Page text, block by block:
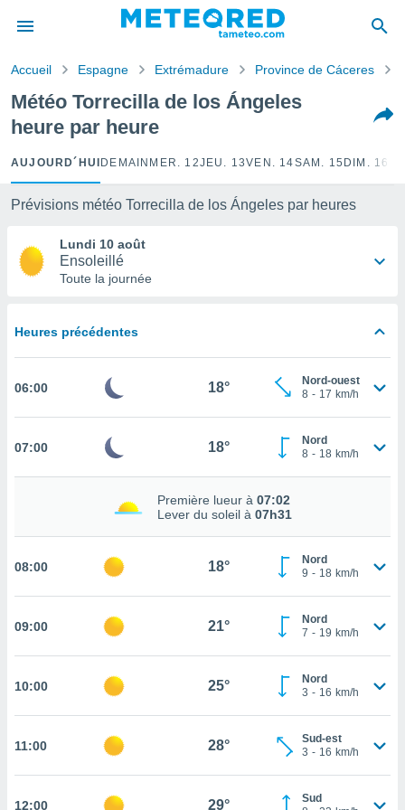
de
a
par
des
de
des
sur
»,
Accueil Espagne Extrémadure Province de Cáceres
Météo Torrecilla de los Ángeles
heure par heure
AUJOURD´HUI DEMAIN MER. 12JEU. 13VEN. 14SAM. 15 DIM. 16
Prévisions météo Torrecilla de los Ángeles par heures
Lundi 10 août
Ensoleillé
Toute la journée
Heures précédentes
06:00 18°
Nord-ouest
8 - 17 km/h
07:00 18°
Nord
8 - 18 km/h
Première lueur à 07:02
Lever du soleil à 07h31
08:00 18°
Nord
9 - 18 km/h
09:00 21°
Nord
7 - 19 km/h
10:00 25°
Nord
3 - 16 km/h
11:00 28°
Sud-est
3 - 16 km/h
12:00 29°
Sud